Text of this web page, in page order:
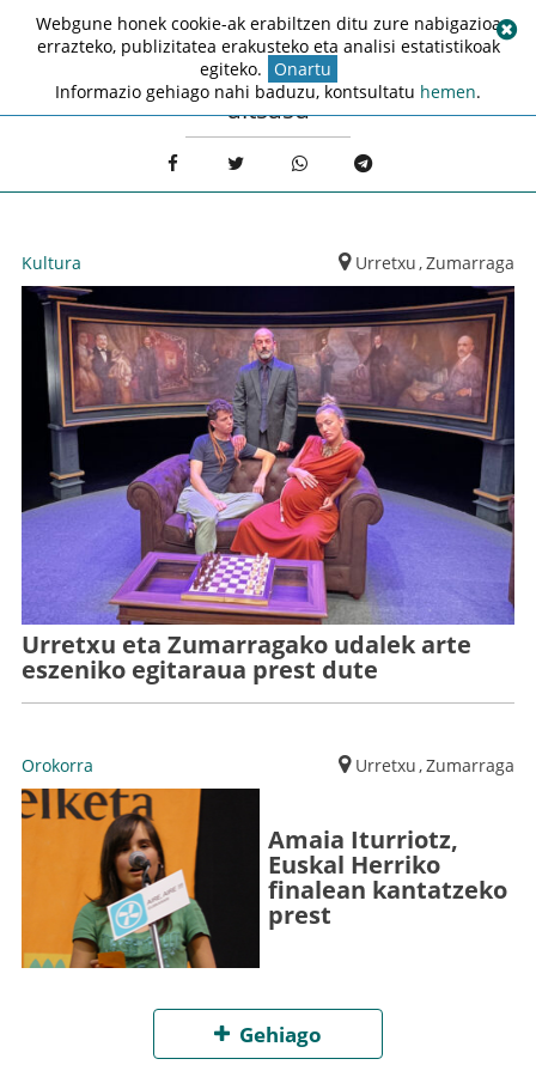
altsasu
Kultura Urretxu,Zumarraga
Urretxu eta Zumarragako udalek arte
eszeniko egitaraua prest dute
Orokorra Urretxu ,Zumarraga
Amaia Iturriotz,
Euskal Herriko
finalean kantatzeko
prest
Gehiago
Webgune honek cookie-ak erabiltzen ditu zure nabigazioa
errazteko, publizitatea erakusteko eta analisi estatistikoak
egiteko. Onartu
Informazio gehiago nahi baduzu, kontsultatu hemen.